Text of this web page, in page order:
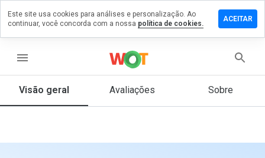
menu
Visão geral Avaliações Sobre
um
que
Este site usa cookies para análises e personalização. Ao
continuar, você concorda com a nossa política de cookies.
ACEITAR